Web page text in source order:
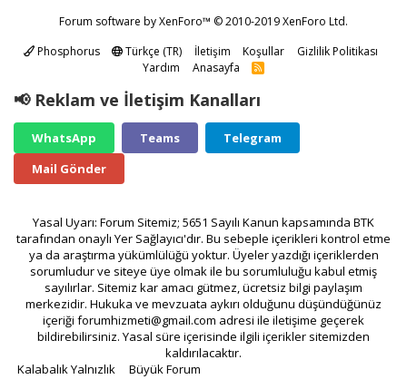
Forum software by XenForo™ © 2010-2019 XenForo Ltd.
Phosphorus
Türkçe (TR) İletişim Koşullar
Gizlilik Politikası
Yardım
Anasayfa
R
S
📢 Reklam ve İletişim Kanalları
WhatsApp Teams
Telegram
Mail Gönder
Yasal Uyarı: Forum Sitemiz; 5651 Sayılı Kanun kapsamında BTK
tarafından onaylı Yer Sağlayıcı'dır. Bu sebeple içerikleri kontrol etme
ya da araştırma yükümlülüğü yoktur. Üyeler yazdığı içeriklerden
sorumludur ve siteye üye olmak ile bu sorumluluğu kabul etmiş
sayılırlar. Sitemiz kar amacı gütmez, ücretsiz bilgi paylaşım
merkezidir. Hukuka ve mevzuata aykırı olduğunu düşündüğünüz
içeriği forumhizmeti@gmail.com adresi ile iletişime geçerek
bildirebilirsiniz. Yasal süre içerisinde ilgili içerikler sitemizden
kaldırılacaktır.
Kalabalık Yalnızlık
Büyük Forum